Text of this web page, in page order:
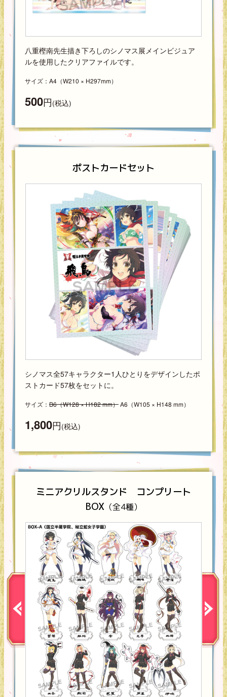
八重樫南先生描き下ろしのシノマス展メインビジュア
ルを使用したクリアファイルです。
サイズ：A4（W210 × H297mm）
500円(税込)
ポストカードセット
シノマス全57キャラクター1人ひとりをデザインしたポ
ストカード57枚をセットに。
サイズ：B6（W128 × H182 mm）A6（W105 × H148 mm）
1,800円(税込)
ミニアクリルスタンド コンプリート
BOX（全4種）